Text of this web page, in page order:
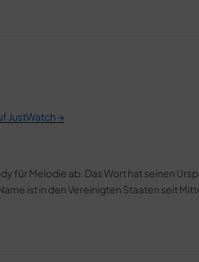
JustWatch →
für Melodie ab. Das Wort hat seinen
ist in den Vereinigten Staaten seit